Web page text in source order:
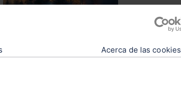
Acerca de las cookies